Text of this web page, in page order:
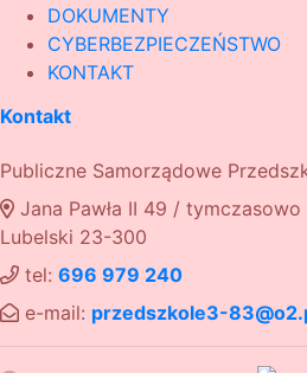
DOKUMENTY
CYBERBEZPIECZEŃSTWO
KONTAKT
Kontakt
Publiczne Samorządowe
Jana Pawła II 49 /
Lubelski 23-300
tel: 696 979 240
e-mail: przedszkole3-